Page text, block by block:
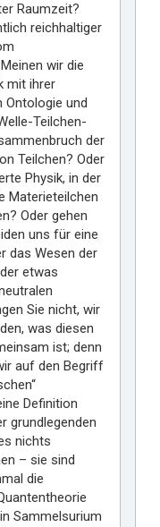
Raumzeit?
reichhaltiger
wir die
mit ihrer
Ontologie und
Teilchen-
der
Teilchen? Oder
Physik, in der
Materieteilchen
Oder gehen
uns für eine
das Wesen der
etwas
Sie nicht, wir
was diesen
ist; denn
auf den Begriff
Definition
grundlegenden
nichts
– sie sind
die
Sammelsurium